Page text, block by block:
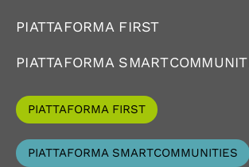
PIATTAFORMA FIRST
PIATTAFORMA
PIATTAFORMA FIRST
PIATTAFORMA SMARTCOMMUNITIES